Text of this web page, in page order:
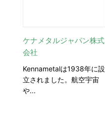
ケナメタルジャパン株式
会社
Kennametalは1938年に設
立されました。航空宇宙
や...